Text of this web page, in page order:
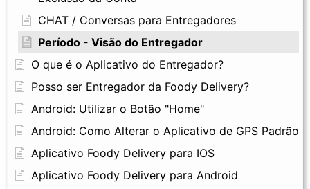
CHAT / Conversas para Entregadores
Período - Visão do Entregador
O que é o Aplicativo do Entregador?
Posso ser Entregador da Foody Delivery?
Android: Utilizar o Botão "Home"
Android: Como Alterar o Aplicativo de GPS Padrão
Aplicativo Foody Delivery para IOS
Aplicativo Foody Delivery para Android